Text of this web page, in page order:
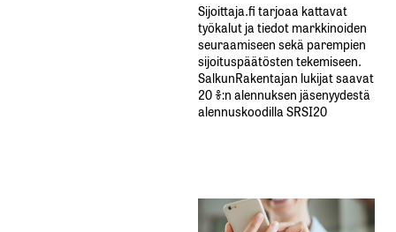
Sijoittaja.fi tarjoaa kattavat
työkalut ja tiedot markkinoiden
seuraamiseen sekä parempien
sijoituspäätösten tekemiseen.
SalkunRakentajan lukijat saavat
20 %:n alennuksen jäsenyydestä
alennuskoodilla SRSI20